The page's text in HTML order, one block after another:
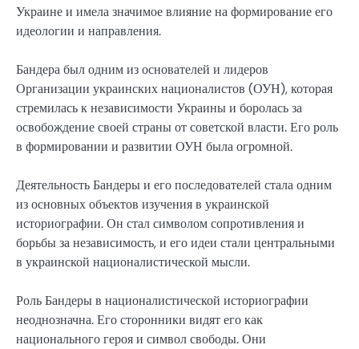
Украине и имела значимое влияние на формирование его
идеологии и направления.
Бандера был одним из основателей и лидеров
Организации украинских националистов (ОУН), которая
стремилась к независимости Украины и боролась за
освобождение своей страны от советской власти. Его роль
в формировании и развитии ОУН была огромной.
Деятельность Бандеры и его последователей стала одним
из основных объектов изучения в украинской
историографии. Он стал символом сопротивления и
борьбы за независимость, и его идеи стали центральными
в украинской националистической мысли.
Роль Бандеры в националистической историографии
неоднозначна. Его сторонники видят его как
национального героя и символ свободы. Они